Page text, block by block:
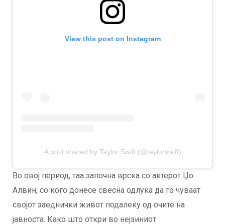
View this post on Instagram
A post shared by Taylor Swift (@taylorswift)
Во овој период, таа започна врска со актерот Џо
Алвин, со кого донесе свесна одлука да го чуваат
својот заеднички живот подалеку од очите на
јавноста. Како што откри во нејзиниот